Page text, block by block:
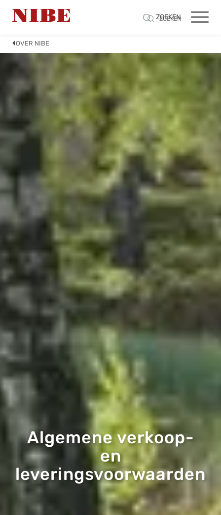
ZOEKEN
ZOEKEN
OVER NIBE
Algemene verkoop-
en
leveringsvoorwaarden